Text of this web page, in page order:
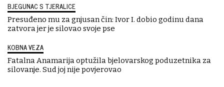
BJEGUNAC S TJERALICE
Presuđeno mu za gnjusan čin: Ivor I. dobio godinu dana
zatvora jer je silovao svoje pse
KOBNA VEZA
Fatalna Anamarija optužila bjelovarskog poduzetnika za
silovanje. Sud joj nije povjerovao